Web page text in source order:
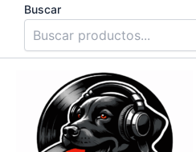
contenido
Buscar